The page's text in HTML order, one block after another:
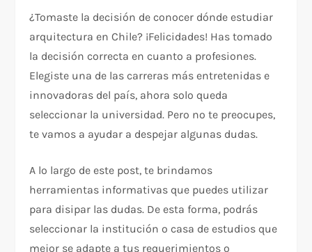
¿Tomaste la decisión de conocer dónde estudiar
arquitectura en Chile? ¡Felicidades! Has tomado
la decisión correcta en cuanto a profesiones.
Elegiste una de las carreras más entretenidas e
innovadoras del país, ahora solo queda
seleccionar la universidad. Pero no te preocupes,
te vamos a ayudar a despejar algunas dudas.
A lo largo de este post, te brindamos
herramientas informativas que puedes utilizar
para disipar las dudas. De esta forma, podrás
seleccionar la institución o casa de estudios que
mejor se adapte a tus requerimientos o